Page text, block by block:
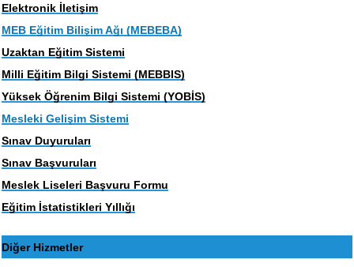
Elektronik İletişim
MEB Eğitim Bilişim Ağı (MEBEBA)
Uzaktan Eğitim Sistemi
Milli Eğitim Bilgi Sistemi (MEBBIS)
Yüksek Öğrenim Bilgi Sistemi (YOBİS)
Mesleki Gelişim Sistemi
Sınav Duyuruları
Sınav Başvuruları
Meslek Liseleri Başvuru Formu
Eğitim İstatistikleri Yıllığı
Diğer Hizmetler